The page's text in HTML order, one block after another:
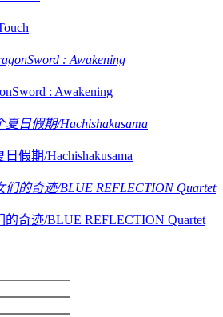
: Awakening
假期/Hachishakusama
的奇迹/BLUE REFLECTION Quartet